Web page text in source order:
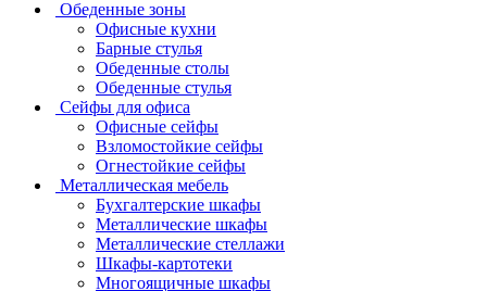
Обеденные зоны
Офисные кухни
Барные стулья
Обеденные столы
Обеденные стулья
Сейфы для офиса
Офисные сейфы
Взломостойкие сейфы
Огнестойкие сейфы
Металлическая мебель
Бухгалтерские шкафы
Металлические шкафы
Металлические стеллажи
Шкафы-картотеки
Многоящичные шкафы